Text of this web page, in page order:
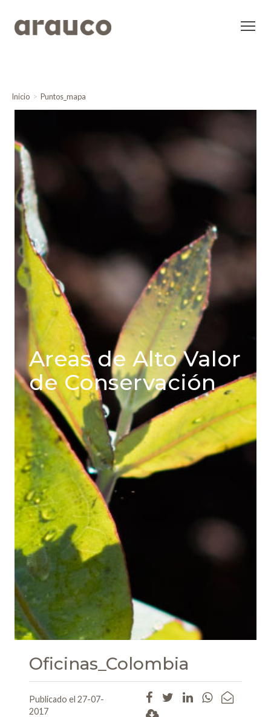
Inicio Puntos_mapa
Areas de Alto Valor
de Conservación
Oficinas_Colombia
Publicado el 27-07-
2017